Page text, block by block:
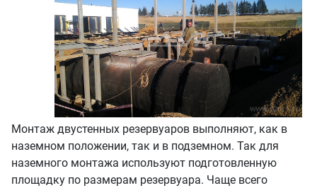
Монтаж двустенных резервуаров выполняют, как в
наземном положении, так и в подземном. Так для
наземного монтажа используют подготовленную
площадку по размерам резервуара. Чаще всего